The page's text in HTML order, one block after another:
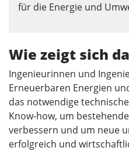
für die Energie und
Wie zeigt sich
Ingenieurinnen und
Erneuerbaren Energien
das notwendige
Know-how, um
verbessern und um neue
erfolgreich und